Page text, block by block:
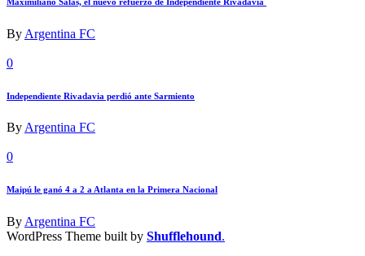
By Argentina FC
0
Independiente Rivadavia perdió ante Sarmiento
ByArgentina FC
0
Maipú le ganó 4 a 2 a Atlanta en la Primera Nacional
ByArgentina FC
WordPress Theme built by Shufflehound.